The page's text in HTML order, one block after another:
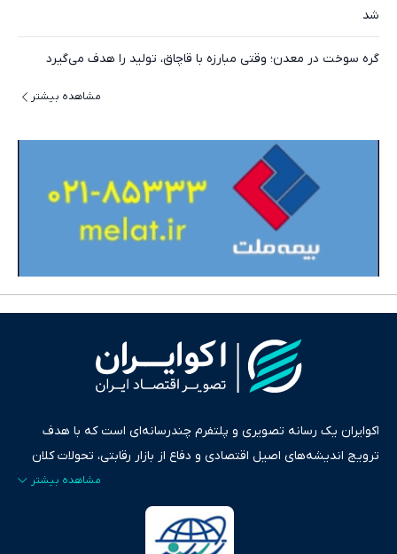
شد
گره سوخت در معدن؛ وقتی مبارزه با قاچاق، تولید را هدف می‌گیرد
مشاهده بیشتر
اکوایران یک رسانه تصویری و پلتفرم چندرسانه‌ای است که با هدف
ترویج اندیشه‌های اصیل اقتصادی و دفاع از بازار رقابتی، تحولات کلان
ایران و جهان را در قالب‌های ویدیو، پادکست، متن و گزارش‌های تحلیلی
پایش می‌کند. این رسانه به عنوان منبعی دقیق و قابل اعتماد، فراتر از
اطلاع‌رسانی صرف، به تبیین سیاست‌ها و کارکردهای بازارهای مالی،